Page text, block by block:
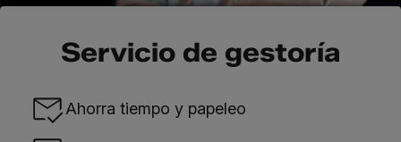
Servicio de gestoría
Ahorra tiempo y papeleo